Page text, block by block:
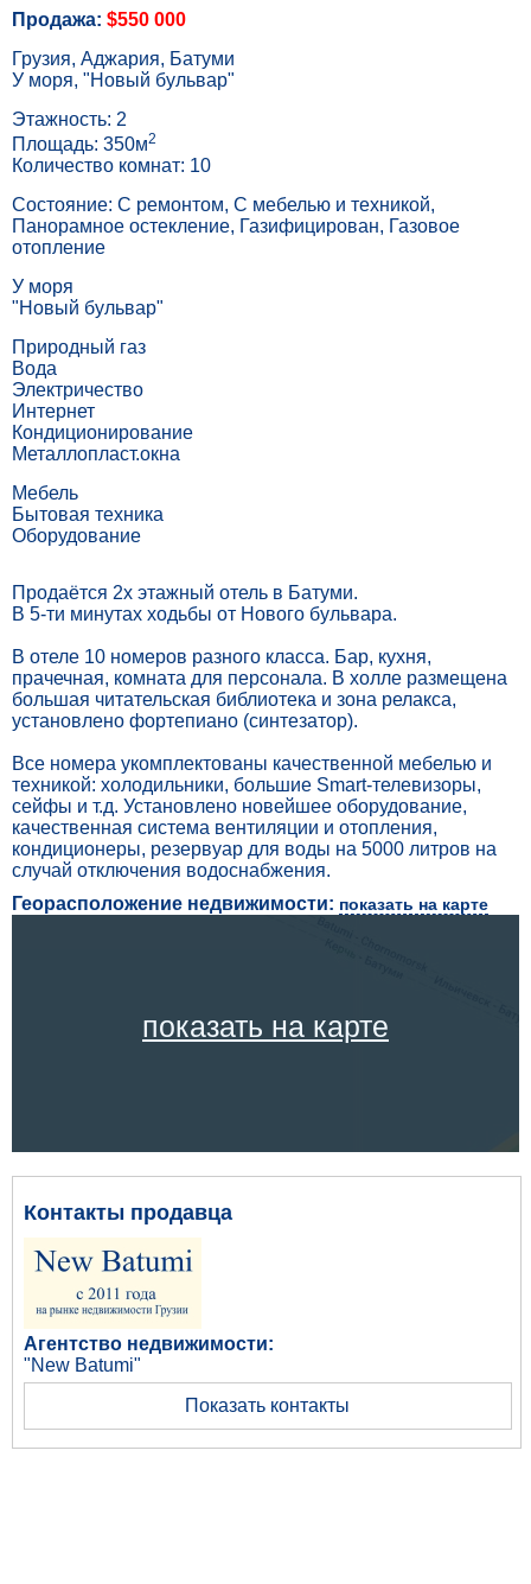
Продажа: $550 000
Грузия, Аджария, Батуми
У моря, "Новый бульвар"
Этажность: 2
Площадь: 350м2
Количество комнат: 10
Состояние: С ремонтом, С мебелью и техникой,
Панорамное остекление, Газифицирован, Газовое
отопление
У моря
"Новый бульвар"
Природный газ
Вода
Электричество
Интернет
Кондиционирование
Металлопласт.окна
Мебель
Бытовая техника
Оборудование
Продаётся 2х этажный отель в Батуми.
В 5-ти минутах ходьбы от Нового бульвара.
В отеле 10 номеров разного класса. Бар, кухня,
прачечная, комната для персонала. В холле размещена
большая читательская библиотека и зона релакса,
установлено фортепиано (синтезатор).
Все номера укомплектованы качественной мебелью и
техникой: холодильники, большие Smart-телевизоры,
сейфы и т.д. Установлено новейшее оборудование,
качественная система вентиляции и отопления,
кондиционеры, резервуар для воды на 5000 литров на
случай отключения водоснабжения.
Георасположение недвижимости: показать на карте
показать на карте
Контакты продавца
Агентство недвижимости:
"New Batumi"
Показать контакты